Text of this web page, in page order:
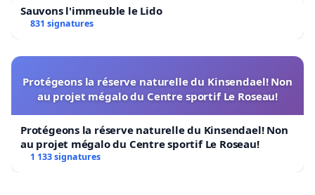
Sauvons l'immeuble le Lido
831 signatures
Protégeons la réserve naturelle du Kinsendael! Non
au projet mégalo du Centre sportif Le Roseau!
Protégeons la réserve naturelle du Kinsendael! Non
au projet mégalo du Centre sportif Le Roseau!
1 133 signatures